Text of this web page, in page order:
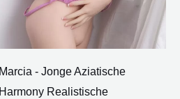
Marcia - Jonge Aziatische
Harmony Realistische
worden
gekozen
op
de